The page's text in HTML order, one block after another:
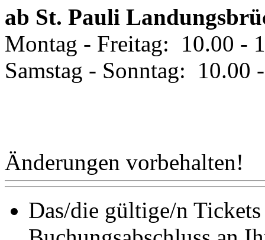
ab St. Pauli
Montag - Freitag: 10.00 -
Samstag - Sonntag:
Änderungen vorbehalten!
Das/die gültige/n